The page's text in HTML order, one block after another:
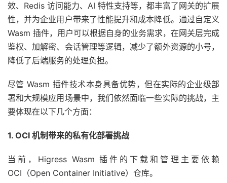
效、Redis 访问能力、AI 特性支持等，都丰富了网关的扩展
性，并为企业用户带来了性能提升和成本降低。通过自定义
Wasm 插件，用户可以根据自身的业务需求，在网关层完成
鉴权、加解密、会话管理等逻辑，减少了额外资源的小号，
降低了后端服务的处理负担。
尽管 Wasm 插件技术本身具备优势，但在实际的企业级部
署和大规模应用场景中，我们依然面临一些实际的挑战，主
要体现在以下几个方面：
1. OCI 机制带来的私有化部署挑战
当前，Higress Wasm 插件的下载和管理主要依赖
OCI（Open Container Initiative）仓库。